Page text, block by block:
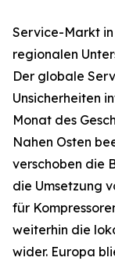
Service-Markt
regionalen
Der globale
Unsicherheiten
Monat des
Nahen Osten
verschoben die
die Umsetzung
für
weiterhin die
wider. Europa